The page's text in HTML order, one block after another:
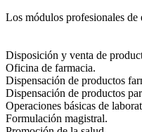
Los módulos profesionales
Disposición y venta de
Oficina de farmacia.
Dispensación de productos
Dispensación de productos
Operaciones básicas de
Formulación magistral.